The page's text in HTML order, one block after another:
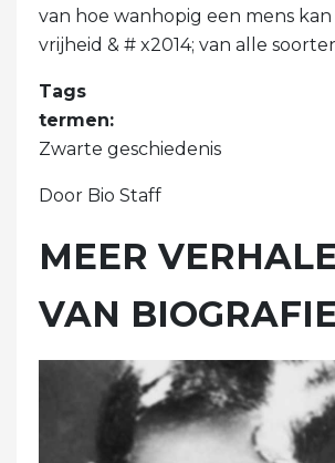
van hoe wanhopig een mens
vrijheid & # x2014; van alle
Tags
termen:
Zwarte geschiedenis
Door Bio Staff
MEER
VAN